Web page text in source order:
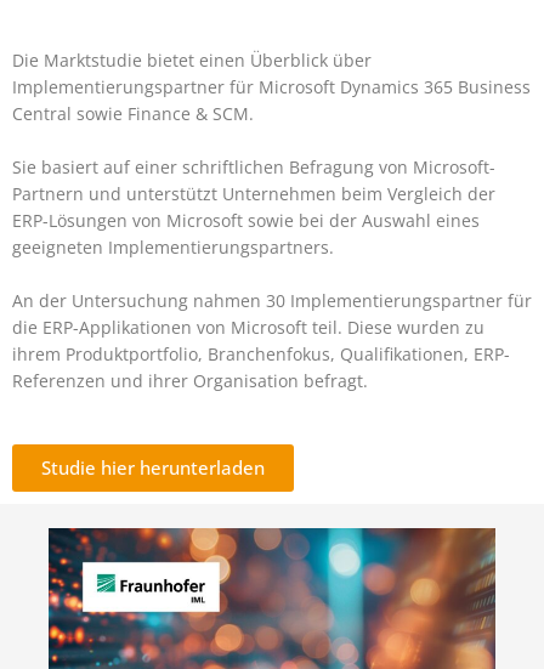
Die Marktstudie bietet einen Überblick über
Implementierungspartner für Microsoft Dynamics 365 Business
Central sowie Finance & SCM.
Sie basiert auf einer schriftlichen Befragung von Microsoft-
Partnern und unterstützt Unternehmen beim Vergleich der
ERP-Lösungen von Microsoft sowie bei der Auswahl eines
geeigneten Implementierungspartners.
An der Untersuchung nahmen 30 Implementierungspartner für
die ERP-Applikationen von Microsoft teil. Diese wurden zu
ihrem Produktportfolio, Branchenfokus, Qualifikationen, ERP-
Referenzen und ihrer Organisation befragt.
Studie hier herunterladen